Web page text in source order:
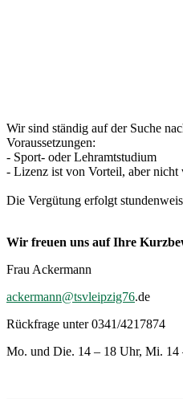
Wir sind ständig auf der Suche
Voraussetzungen:
- Sport- oder Lehramtstudium
- Lizenz ist von Vorteil, aber nicht
Die Vergütung erfolgt
Wir freuen uns auf Ihre
Frau Ackermann
ackermann@tsvleipzig76.de
Rückfrage unter 0341/4217874
Mo. und Die. 14 – 18 Uhr, Mi. 14